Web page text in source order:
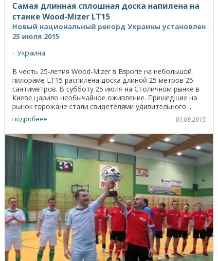
Самая длинная сплошная доска напилена на
станке Wood-Mizer LT15
Новый национальный рекорд Украины установлен
25 июля 2015
Украина
В честь 25-летия Wood-Mizer в Европе на небольшой
пилораме LT15 распилена доска длиной 25 метров 25
сантиметров. В субботу 25 июля на Столичном рынке в
Киеве царило необычайное оживление. Пришедшие на
рынок горожане стали свидетелями удивительного ...
подробнее 01.08.2015